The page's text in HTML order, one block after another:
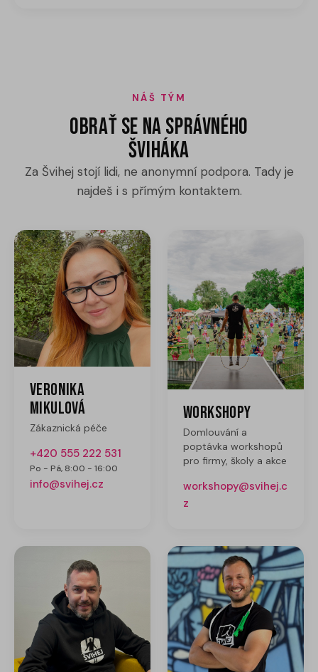
NÁŠ TÝM
Obrať se na správného
Šviháka
Za Švihej stojí lidi, ne anonymní podpora. Tady je
najdeš i s přímým kontaktem.
Veronika
Mikulová
Zákaznická péče
+420 555 222 531
Po - Pá, 8:00 - 16:00
info@svihej.cz
Workshopy
Domlouvání a
poptávka workshopů
pro firmy, školy a akce
workshopy@svihej.c
z